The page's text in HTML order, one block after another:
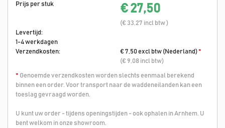
Prijs per stuk
€ 27,50
(€ 33,27 incl btw )
Levertijd:
1-4 werkdagen
Verzendkosten:
€ 7,50 excl btw (Nederland)*
(€ 9,08 incl btw)
* Genoemde verzendkosten worden slechts eenmaal berekend
binnen een order. Voor transport naar de waddeneilanden kan een
toeslag gevraagd worden.
U kunt uw order - tijdens openingstijden - ook ophalen in Arnhem. U
bent welkom in onze showroom.